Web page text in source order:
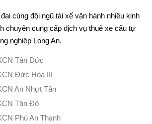
cùng đội ngũ tài xế vận hành nhiều kinh
chuyên cung cấp dịch vụ thuê xe cẩu tự
nghiệp Long An.
Tân Đức
Đức Hòa III
An Nhựt Tân
Tân Đô
Phú An Thạnh